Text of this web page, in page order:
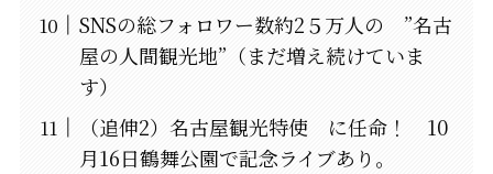
SNSの総フォロワー数約2５万人の ”名古
屋の人間観光地”（まだ増え続けていま
す）
（追伸2）名古屋観光特使 に任命！ 10
月16日鶴舞公園で記念ライブあり。